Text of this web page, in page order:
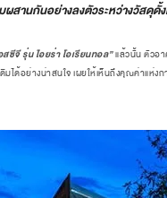
านกันอย่างลงตัวระหว่างวัสดุดั้
ซีจี รุ่น ไอยร่า โอเรียนทอล”แล้วนั้น ตัวอา
มได้อย่างน่าสนใจ เผยให้เห็นถึงคุณค่า